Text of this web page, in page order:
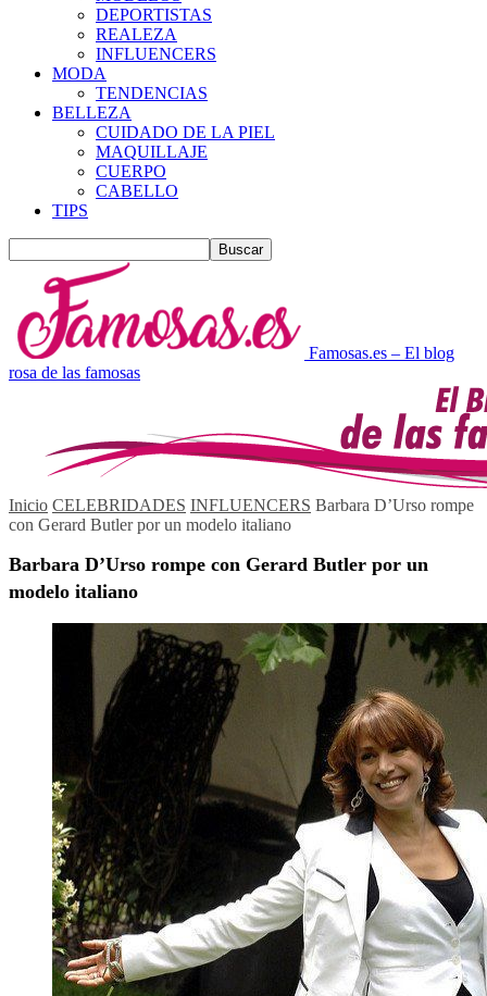
DEPORTISTAS
REALEZA
INFLUENCERS
MODA
TENDENCIAS
BELLEZA
CUIDADO DE LA PIEL
MAQUILLAJE
CUERPO
CABELLO
TIPS
Famosas.es – El blog
rosa de las famosas
Inicio CELEBRIDADES INFLUENCERS Barbara D’Urso rompe
con Gerard Butler por un modelo italiano
Barbara D’Urso rompe con Gerard Butler por un
modelo italiano